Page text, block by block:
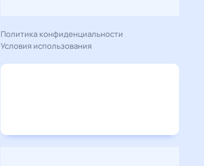
Политика конфиденциальности
Условия использования